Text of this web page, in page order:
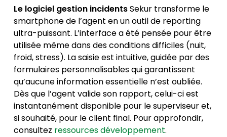
Le logiciel gestion incidentsSekur transforme le
smartphone de l’agent en un outil de reporting
ultra-puissant. L’interface a été pensée pour être
utilisée même dans des conditions difficiles (nuit,
froid, stress). La saisie est intuitive, guidée par des
formulaires personnalisables qui garantissent
qu’aucune information essentielle n’est oubliée.
Dès que l’agent valide son rapport, celui-ci est
instantanément disponible pour le superviseur et,
si souhaité, pour le client final. Pour approfondir,
consultez ressources développement.